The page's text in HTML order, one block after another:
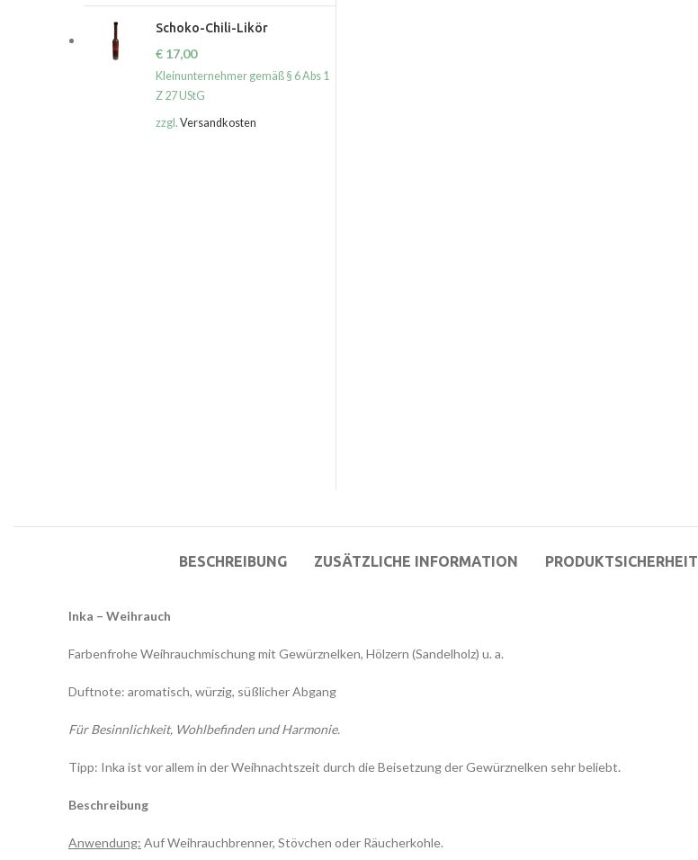
Schoko-Chili-Likör
€ 17,00
Kleinunternehmer gemäß § 6 Abs 1
Z 27 UStG
zzgl. Versandkosten
BESCHREIBUNG ZUSÄTZLICHE INFORMATION PRODUKTSICHERHEIT
Inka – Weihrauch
Farbenfrohe Weihrauchmischung mit Gewürznelken, Hölzern (Sandelholz) u. a.
Duftnote: aromatisch, würzig, süßlicher Abgang
Für Besinnlichkeit, Wohlbefinden und Harmonie.
Tipp: Inka ist vor allem in der Weihnachtszeit durch die Beisetzung der Gewürznelken sehr beliebt.
Beschreibung
Anwendung: Auf Weihrauchbrenner, Stövchen oder Räucherkohle.